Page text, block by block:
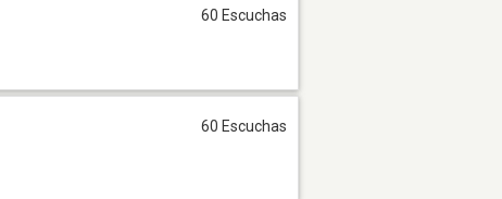
60 Escuchas
60 Escuchas